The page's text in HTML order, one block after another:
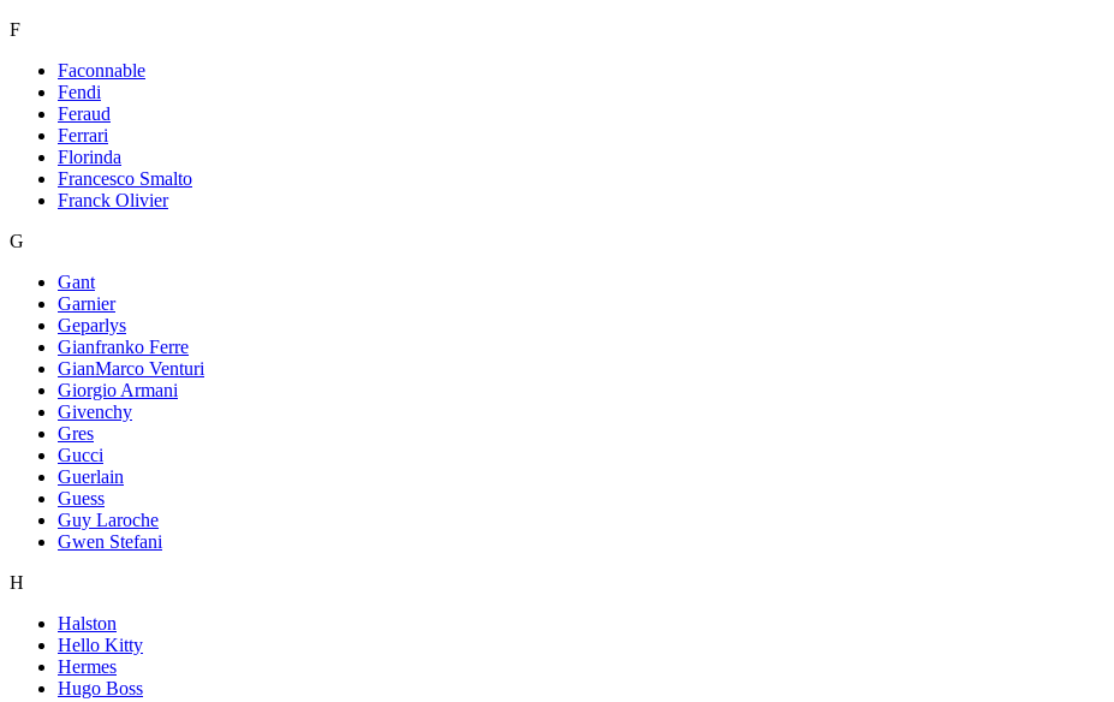
F
Faconnable
Fendi
Feraud
Ferrari
Florinda
Francesco Smalto
Franck Olivier
G
Gant
Garnier
Geparlys
Gianfranko Ferre
GianMarco Venturi
Giorgio Armani
Givenchy
Gres
Gucci
Guerlain
Guess
Guy Laroche
Gwen Stefani
H
Halston
Hello Kitty
Hermes
Hugo Boss